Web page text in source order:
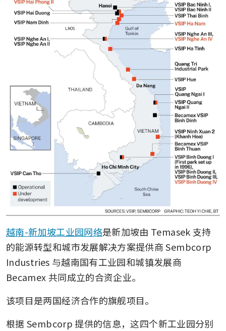
越南-新加坡工业园网络是新加坡由 Temasek 支持
的能源转型和城市发展解决方案提供商 Sembcorp
Industries 与越南国有工业园和城镇发展商
Becamex 共同成立的合资企业。
该项目是两国经济合作的旗舰项目。
根据 Sembcorp 提供的信息，这四个新工业园分别